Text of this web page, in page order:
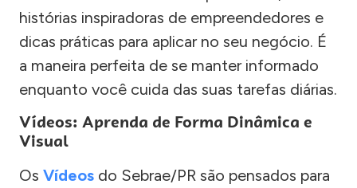
histórias inspiradoras de empreendedores e
dicas práticas para aplicar no seu negócio. É
a maneira perfeita de se manter informado
enquanto você cuida das suas tarefas diárias.
Vídeos: Aprenda de Forma Dinâmica e
Visual
Os Vídeos do Sebrae/PR são pensados para